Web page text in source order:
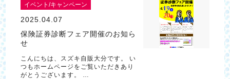
イベント/キャンペーン
2025.04.07
保険証券診断フェア開催のお知ら
せ
こんにちは、スズキ自販大分です。 い
つもホームページをご覧いただきあり
がとうございます。 …